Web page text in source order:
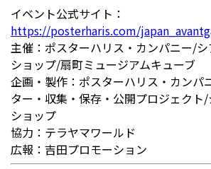
イベント公式サイト：
https://posterharis.com/
主催：ポスターハリス・カンパニー/
ショップ/扇町ミュージアムキューブ
企画・製作：ポスターハリス・カンパ
ター・収集・保存・公開プロジェクト
ショップ
協力：テラヤマワールド
広報：吉田プロモーション